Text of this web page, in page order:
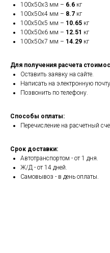
100х50х3 мм – 6.6 кг
100х50х4 мм – 8.7 кг
100х50х5 мм – 10.65 кг
100х50х6 мм – 12.51 кг
100х50х7 мм – 14.29 кг
Для получения расчета
Оставить заявку на сайте.
Написать на электронную
Позвонить по телефону.
Способы оплаты:
Перечисление на расчетный
Срок доставки:
Автотранспортом - от 1 дня.
Ж/Д - от 14 дней.
Самовывоз - в день оплаты.